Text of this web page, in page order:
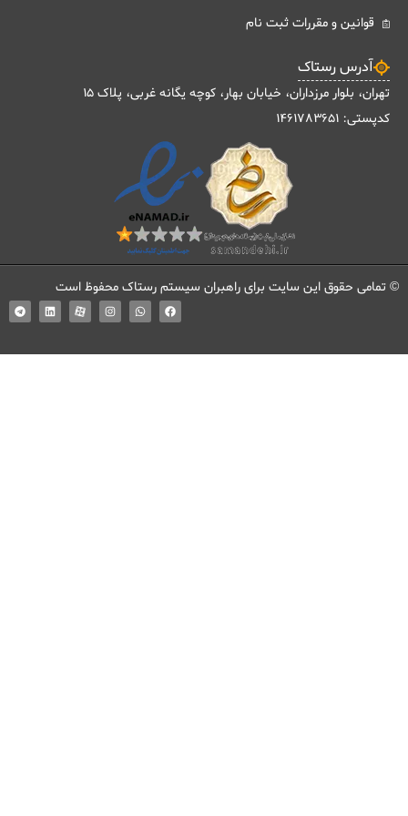
دوره جامع PMP «متخصص مدیریت پروژه»
قوانین و مقررات ثبت نام
آدرس رستاک
تهران، بلوار مرزداران، خیابان بهار، کوچه یگانه غربی، پلاک 15
کدپستی: 1461783651
© تمامی حقوق این سایت برای راهبران سیستم رستاک محفوظ است